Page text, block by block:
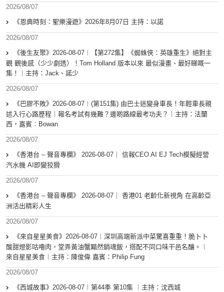
2026/08/07
《恩典時刻：聖樂漫遊》2026年8月07日 主持：以諾
2026/08/07
《後生友聚》2026-08-07︱【第272集】《蜘蛛俠：英雄重生》絕對主
觀 觀後感（少少劇透）！Tom Holland 版本以來 最似漫畫、最好睇嘅一
集！｜主持：Jack、諾少
2026/08/07
《巴膠不敗》2026-08-07︱(第151集) 由巴士迷變身車長！年輕車長親
述入行心路歷程｜報名考試有幾難？邊啲路線最考功夫？︱主持：法蘭
西，嘉賓︰Bowan
2026/08/07
《香港台 – 聲音專欄》 2026-08-07｜ 信報CEO AI EJ Tech模擬經營
汽水機 AI即變狡猾
2026/08/07
《香港台 – 聲音專欄》 2026-08-07｜ 香港01 老齡化新視角 在高齡亞
洲活出精彩人生
2026/08/07
《來自星星美食》2026-08-07︱深圳高端新派中菜驚喜重重！脆卜卜
酸甜燈影咕嚕肉，堂弄黃油蟹黯然銷魂飯，搭配不同口味干邑名釀。︱
來自星星美食︱主持：陳俊偉 嘉賓：Philip Fung
2026/08/07
《西城故事》2026-08-07︱第44季 第10集 ︱主持：沈西城